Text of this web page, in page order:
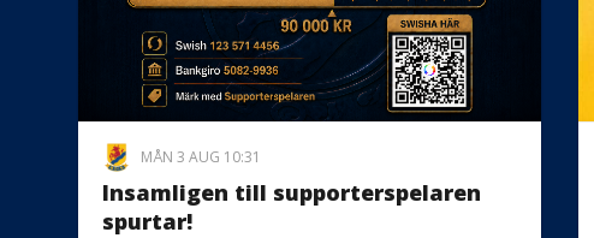
MÅN 3 AUG 10:31
Insamligen till supporterspelaren
spurtar!